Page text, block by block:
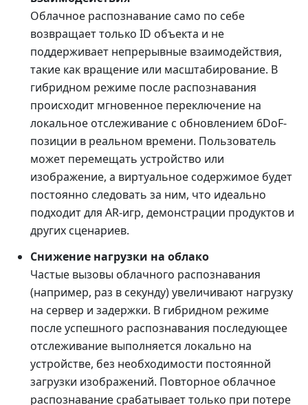
Облачное распознавание само по себе
возвращает только ID объекта и не
поддерживает непрерывные взаимодействия,
такие как вращение или масштабирование. В
гибридном режиме после распознавания
происходит мгновенное переключение на
локальное отслеживание с обновлением 6DoF-
позиции в реальном времени. Пользователь
может перемещать устройство или
изображение, а виртуальное содержимое будет
постоянно следовать за ним, что идеально
подходит для AR-игр, демонстрации продуктов и
других сценариев.
Снижение нагрузки на облако
Частые вызовы облачного распознавания
(например, раз в секунду) увеличивают нагрузку
на сервер и задержки. В гибридном режиме
после успешного распознавания последующее
отслеживание выполняется локально на
устройстве, без необходимости постоянной
загрузки изображений. Повторное облачное
распознавание срабатывает только при потере